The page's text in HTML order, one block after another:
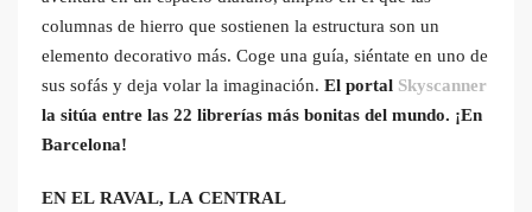
columnas de hierro que sostienen la estructura son un
elemento decorativo más. Coge una guía, siéntate en uno de
sus sofás y deja volar la imaginación. El portal Skyscanner
la sitúa entre las 22 librerías más bonitas del mundo. ¡En
Barcelona!
EN EL RAVAL, LA CENTRAL